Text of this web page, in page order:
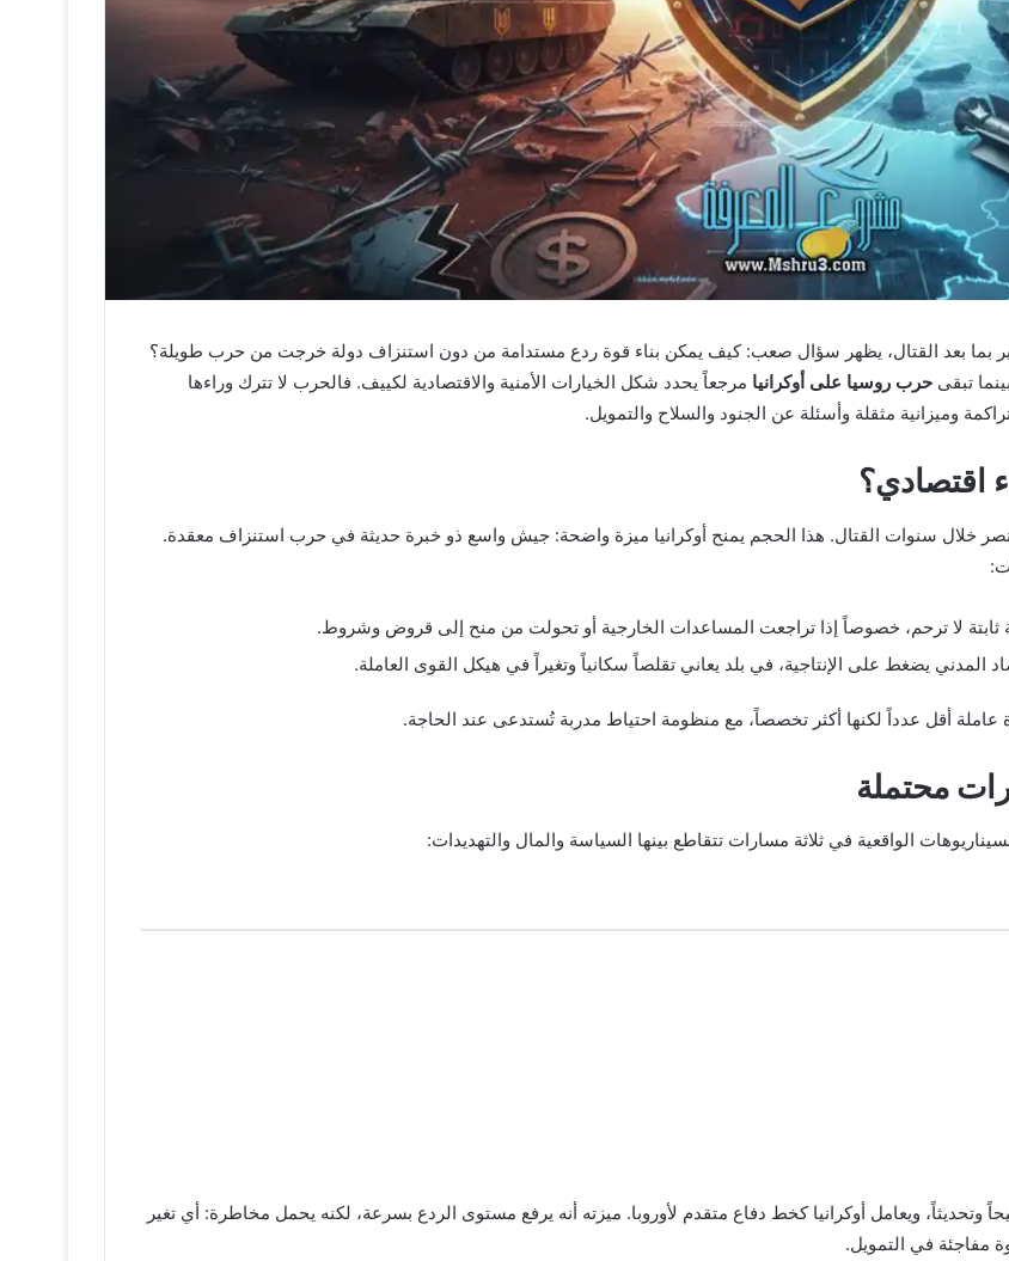
بما بعد القتال، يظهر سؤال صعب: كيف يمكن بناء قوة ردع مستدامة من دون استنزاف دولة خرجت من حرب طويلة؟
تبقى حرب روسيا على أوكرانيا مرجعاً يحدد شكل الخيارات الأمنية والاقتصادية لكييف. فالحرب لا تترك وراءها
وميزانية مثقلة وأسئلة عن الجنود والسلاح والتمويل.
خلال سنوات القتال. هذا الحجم يمنح أوكرانيا ميزة واضحة: جيش واسع ذو خبرة حديثة في حرب استنزاف معقدة.
ثابتة لا ترحم، خصوصاً إذا تراجعت المساعدات الخارجية أو تحولت من منح إلى قروض وشروط.
المدني يضغط على الإنتاجية، في بلد يعاني تقلصاً سكانياً وتغيراً في هيكل القوى العاملة.
أقل عدداً لكنها أكثر تخصصاً، مع منظومة احتياط مدربة تُستدعى عند الحاجة.
محتملة
الواقعية في ثلاثة مسارات تتقاطع بينها السياسة والمال والتهديدات:
ويعامل أوكرانيا كخط دفاع متقدم لأوروبا. ميزته أنه يرفع مستوى الردع بسرعة، لكنه يحمل مخاطرة: أي تغير
مفاجئة في التمويل.